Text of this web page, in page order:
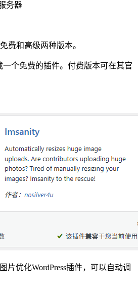
务器
费和高级两种版本。
一个免费的插件。付费版本可在其官
片优化WordPress插件，可以自动调